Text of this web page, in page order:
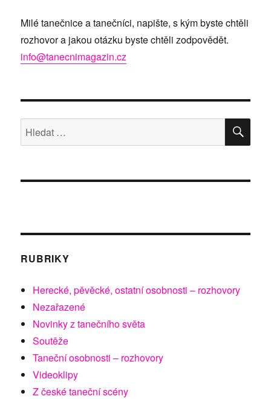
Milé tanečnice a tanečníci, napište, s kým byste chtěli
rozhovor a jakou otázku byste chtěli zodpovědět.
info@tanecnimagazin.cz
Hledat:
RUBRIKY
Herecké, pěvěcké, ostatní osobnosti – rozhovory
Nezařazené
Novinky z tanečního světa
Soutěže
Taneční osobnosti – rozhovory
Videoklipy
Z české taneční scény